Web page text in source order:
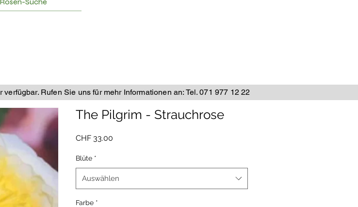
The Pilgrim - Strauchrose
CHF 33.00
Blüte *
Auswählen
Farbe *
Rufen Sie uns für mehr Informationen an: Tel. 071 977 12 22